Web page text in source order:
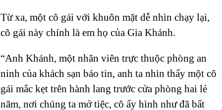
Từ xa, một cô gái với khuôn mặt dễ nhìn chạy lại,
cô gái này chính là em họ của Gia Khánh.
“Anh Khánh, một nhân viên trực thuộc phòng an
ninh của khách sạn báo tin, anh ta nhìn thấy một cô
gái mắc kẹt trên hành lang trước cửa phòng hai lẻ
năm, nơi chúng ta mở tiệc, cô ấy hình như đã bất